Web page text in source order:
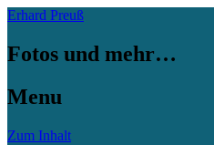
Erhard Preuß
Fotos und mehr…
Menu
Zum Inhalt